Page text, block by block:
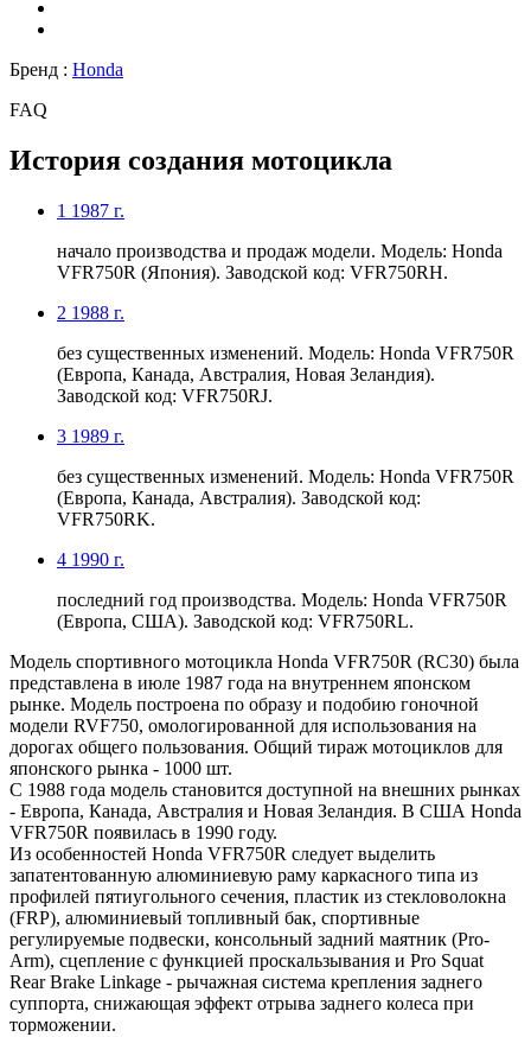
Бренд : Honda
FAQ
История создания мотоцикла
1 1987 г.
начало производства и продаж модели. Модель: Honda
VFR750R (Япония). Заводской код: VFR750RH.
2 1988 г.
без существенных изменений. Модель: Honda VFR750R
(Европа, Канада, Австралия, Новая Зеландия).
Заводской код: VFR750RJ.
3 1989 г.
без существенных изменений. Модель: Honda VFR750R
(Европа, Канада, Австралия). Заводской код:
VFR750RK.
4 1990 г.
последний год производства. Модель: Honda VFR750R
(Европа, США). Заводской код: VFR750RL.
Модель спортивного мотоцикла Honda VFR750R (RC30) была
представлена в июле 1987 года на внутреннем японском
рынке. Модель построена по образу и подобию гоночной
модели RVF750, омологированной для использования на
дорогах общего пользования. Общий тираж мотоциклов для
японского рынка - 1000 шт.
С 1988 года модель становится доступной на внешних рынках
- Европа, Канада, Австралия и Новая Зеландия. В США Honda
VFR750R появилась в 1990 году.
Из особенностей Honda VFR750R следует выделить
запатентованную алюминиевую раму каркасного типа из
профилей пятиугольного сечения, пластик из стекловолокна
(FRP), алюминиевый топливный бак, спортивные
регулируемые подвески, консольный задний маятник (Pro-
Arm), сцепление с функцией проскальзывания и Pro Squat
Rear Brake Linkage - рычажная система крепления заднего
суппорта, снижающая эффект отрыва заднего колеса при
торможении.